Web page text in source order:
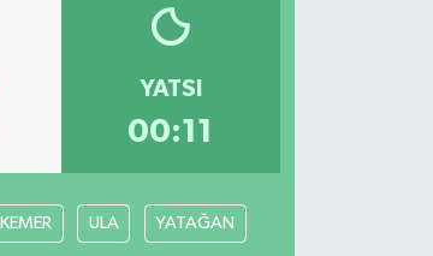
YATSI
00:11
ULA YATAĞAN